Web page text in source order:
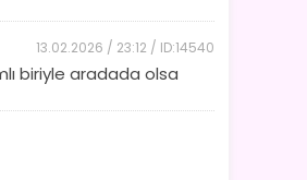
13.02.2026 / 23:12 / ID:14540
biriyle aradada olsa